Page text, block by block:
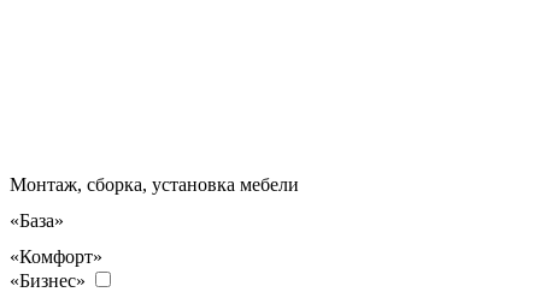
Монтаж, сборка, установка мебели
«База»
«Комфорт»
«Бизнес»